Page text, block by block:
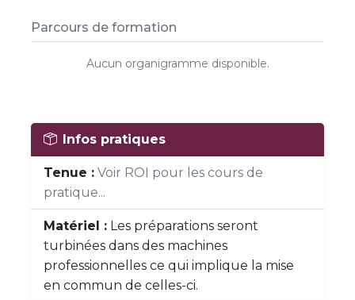
Parcours de formation
Aucun organigramme disponible.
Infos pratiques
Tenue : Voir ROI pour les cours de
pratique...
Matériel : Les préparations seront
turbinées dans des machines
professionnelles ce qui implique la mise
en commun de celles-ci.